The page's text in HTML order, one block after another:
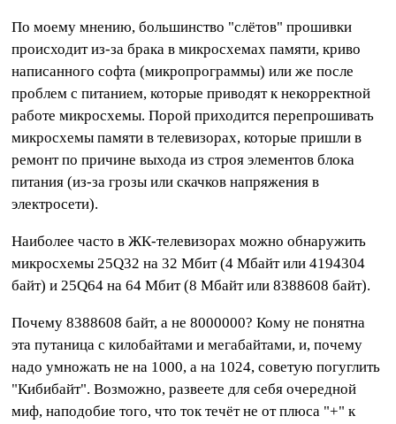
По моему мнению, большинство "слётов" прошивки
происходит из-за брака в микросхемах памяти, криво
написанного софта (микропрограммы) или же после
проблем с питанием, которые приводят к некорректной
работе микросхемы. Порой приходится перепрошивать
микросхемы памяти в телевизорах, которые пришли в
ремонт по причине выхода из строя элементов блока
питания (из-за грозы или скачков напряжения в
электросети).
Наиболее часто в ЖК-телевизорах можно обнаружить
микросхемы 25Q32 на 32 Мбит (4 Мбайт или 4194304
байт) и 25Q64 на 64 Мбит (8 Мбайт или 8388608 байт).
Почему 8388608 байт, а не 8000000? Кому не понятна
эта путаница с килобайтами и мегабайтами, и, почему
надо умножать не на 1000, а на 1024, советую погуглить
"Кибибайт". Возможно, развеете для себя очередной
миф, наподобие того, что ток течёт не от плюса "+" к